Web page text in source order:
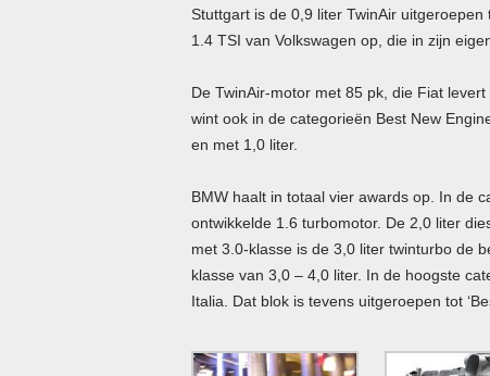
Stuttgart is de 0,9 liter TwinAir
1.4 TSI van Volkswagen op, die in zijn
De TwinAir-motor met 85 pk, die Fiat
wint ook in de categorieën Best New
en met 1,0 liter.
BMW haalt in totaal vier awards op. In de
ontwikkelde 1.6 turbomotor. De 2,0 liter
met 3.0-klasse is de 3,0 liter twinturbo de
klasse van 3,0 – 4,0 liter. In de hoogste
Italia. Dat blok is tevens uitgeroepen tot